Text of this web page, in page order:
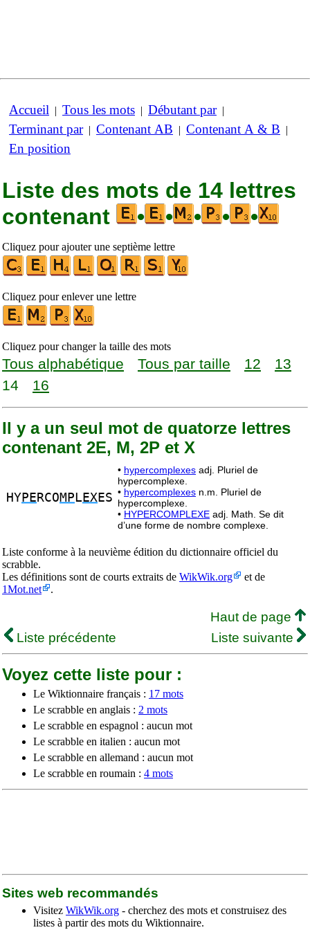
Accueil | Tous les mots | Débutant par|
Terminant par| Contenant AB | Contenant A & B |
En position
Liste des mots de 14 lettres
contenant
• • • • •
Cliquez pour ajouter une septième lettre
Cliquez pour enlever une lettre
Cliquez pour changer la taille des mots
Tous alphabétique Tous par taille 12
13
14
16
Il y a un seul mot de quatorze lettres
contenant 2E, M, 2P et X
HYPE RCOMP L EXES
• hypercomplexes adj. Pluriel de
hypercomplexe.
• hypercomplexes n.m. Pluriel de
hypercomplexe.
• HYPERCOMPLEXE adj. Math. Se dit
d’une forme de nombre complexe.
Liste conforme à la neuvième édition du dictionnaire officiel du
scrabble.
Les définitions sont de courts extraits de WikWik.org
et de
1Mot.net
.
Haut de page
Liste précédente
Liste suivante
Voyez cette liste pour :
Le Wiktionnaire français : 17 mots
Le scrabble en anglais : 2 mots
Le scrabble en espagnol : aucun mot
Le scrabble en italien : aucun mot
Le scrabble en allemand : aucun mot
Le scrabble en roumain : 4 mots
Sites web recommandés
Visitez WikWik.org - cherchez des mots et construisez des
listes à partir des mots du Wiktionnaire.